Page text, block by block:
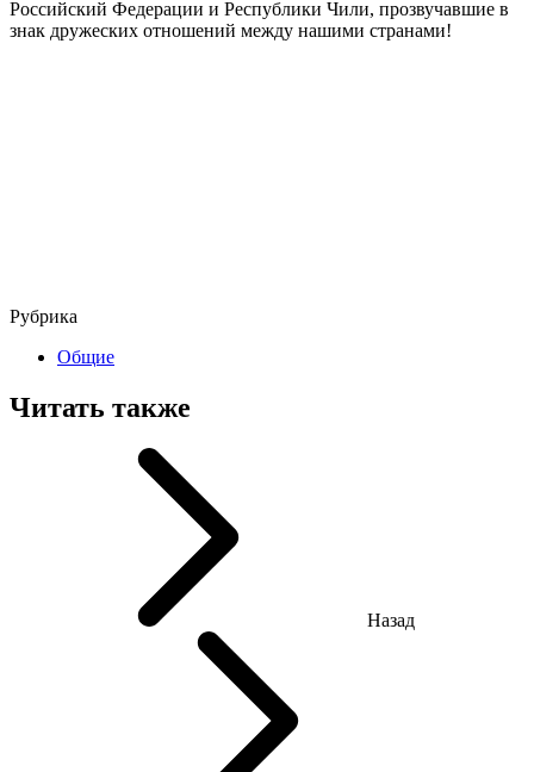
Российский Федерации и Республики Чили, прозвучавшие в
знак дружеских отношений между нашими странами!
Рубрика
Общие
Читать также
Назад